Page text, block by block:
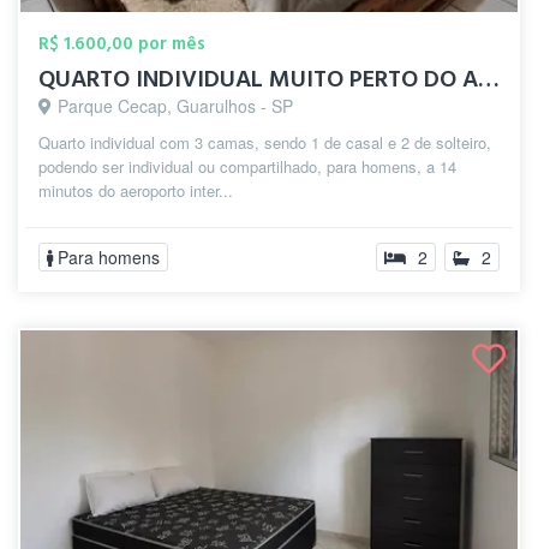
R$ 1.600,00 por mês
QUARTO INDIVIDUAL MUITO PERTO DO AEROPOR...
Parque Cecap, Guarulhos - SP
Quarto individual com 3 camas, sendo 1 de casal e 2 de solteiro,
podendo ser individual ou compartilhado, para homens, a 14
minutos do aeroporto inter...
Para homens 2 2